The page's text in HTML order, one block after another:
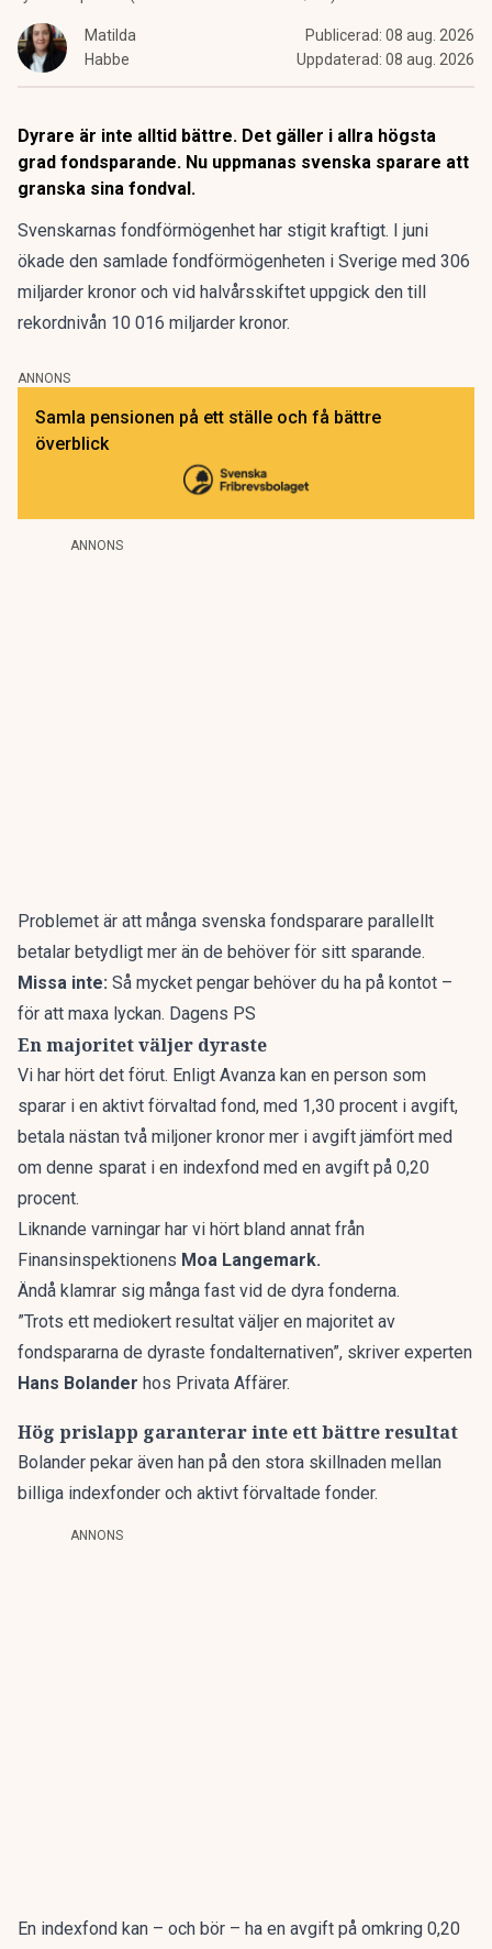
Matilda
Habbe
Publicerad: 08 aug. 2026
Uppdaterad: 08 aug. 2026
Dyrare är inte alltid bättre. Det gäller i allra högsta
grad fondsparande. Nu uppmanas svenska sparare att
granska sina fondval.
Svenskarnas fondförmögenhet har stigit kraftigt. I juni
ökade den samlade fondförmögenheten i Sverige med 306
miljarder kronor och vid halvårsskiftet uppgick den till
rekordnivån 10 016 miljarder kronor.
ANNONS
Samla pensionen på ett ställe och få bättre
överblick
ANNONS
Problemet är att många svenska fondsparare parallellt
betalar betydligt mer än de behöver för sitt sparande.
Missa inte: Så mycket pengar behöver du ha på kontot –
för att maxa lyckan. Dagens PS
En majoritet väljer dyraste
Vi har hört det förut. Enligt Avanza kan en person som
sparar i en aktivt förvaltad fond, med 1,30 procent i avgift,
betala nästan två miljoner kronor mer i avgift jämfört med
om denne sparat i en indexfond med en avgift på 0,20
procent.
Liknande varningar har vi hört bland annat från
Finansinspektionens Moa Langemark.
Ändå klamrar sig många fast vid de dyra fonderna.
”Trots ett mediokert resultat väljer en majoritet av
fondspararna de dyraste fondalternativen”, skriver experten
Hans Bolander hos Privata Affärer.
Hög prislapp garanterar inte ett bättre resultat
Bolander pekar även han på den stora skillnaden mellan
billiga indexfonder och aktivt förvaltade fonder.
ANNONS
En indexfond kan – och bör – ha en avgift på omkring 0,20